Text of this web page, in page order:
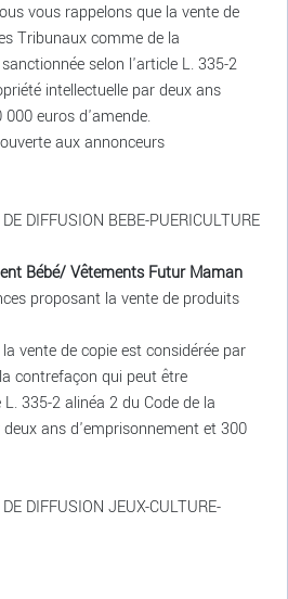
vous rappelons que la vente de
Tribunaux comme de la
selon l'article L. 335-2
intellectuelle par deux ans
euros d'amende.
aux annonceurs
DIFFUSION BEBE-PUERICULTURE
Bébé/ Vêtements Futur Maman
proposant la vente de produits
vente de copie est considérée par
contrefaçon qui peut être
335-2 alinéa 2 du Code de la
ans d'emprisonnement et 300
DIFFUSION JEUX-CULTURE-